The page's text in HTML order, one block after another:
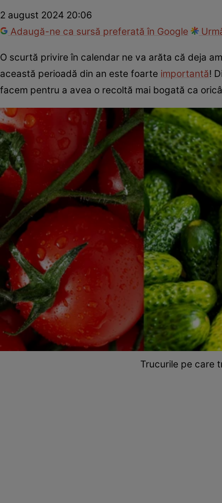
2 august 2024 20:06
Adaugă-ne ca sursă preferată în Google
O scurtă privire în calendar ne va arăta că deja
această perioadă din an este foarte importantă!
facem pentru a avea o recoltă mai bogată ca
Trucurile pe care